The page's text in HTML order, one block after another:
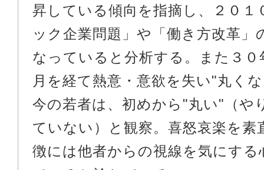
昇している傾向を指摘し、２０１
ック企業問題」や「働き方改革」
なっていると分析する。また３０
月を経て熱意・意欲を失い"丸く
今の若者は、初めから"丸い"（や
ていない）と観察。喜怒哀楽を素
徴には他者からの視線を気にする